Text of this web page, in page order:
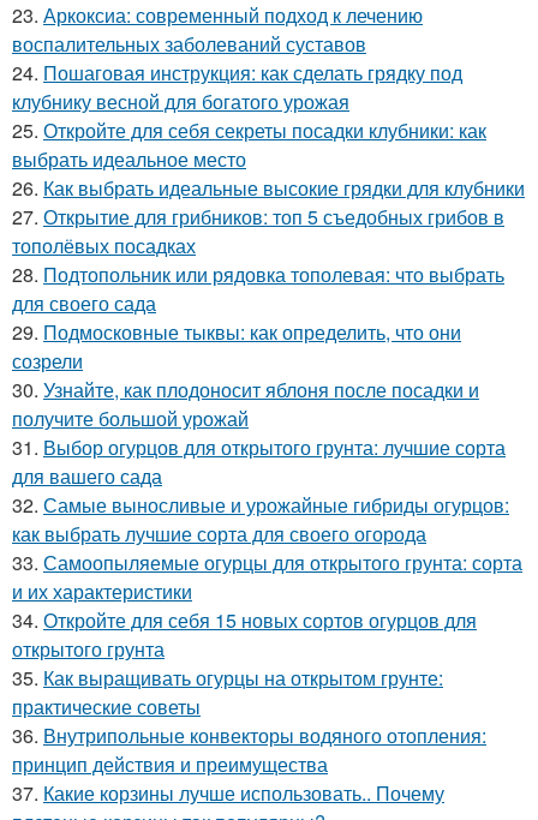
23. Аркоксиа: современный подход к лечению
воспалительных заболеваний суставов
24. Пошаговая инструкция: как сделать грядку под
клубнику весной для богатого урожая
25. Откройте для себя секреты посадки клубники: как
выбрать идеальное место
26. Как выбрать идеальные высокие грядки для клубники
27. Открытие для грибников: топ 5 съедобных грибов в
тополёвых посадках
28. Подтопольник или рядовка тополевая: что выбрать
для своего сада
29. Подмосковные тыквы: как определить, что они
созрели
30. Узнайте, как плодоносит яблоня после посадки и
получите большой урожай
31. Выбор огурцов для открытого грунта: лучшие сорта
для вашего сада
32. Самые выносливые и урожайные гибриды огурцов:
как выбрать лучшие сорта для своего огорода
33. Самоопыляемые огурцы для открытого грунта: сорта
и их характеристики
34. Откройте для себя 15 новых сортов огурцов для
открытого грунта
35. Как выращивать огурцы на открытом грунте:
практические советы
36. Внутрипольные конвекторы водяного отопления:
принцип действия и преимущества
37. Какие корзины лучше использовать.. Почему